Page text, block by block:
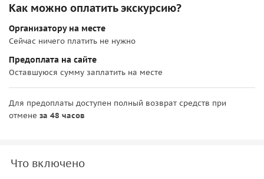
Как можно оплатить экскурсию?
Организатору на месте
Сейчас ничего платить не нужно
Предоплата на сайте
Оставшуюся сумму заплатить на месте
Для предоплаты доступен полный возврат средств при
отмене за 48 часов
Что включено